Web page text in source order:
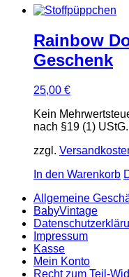
Rainbow
Geschenk
25,00 €
Kein
nach §19 (1) UStG.
zzgl.
In den Warenkorb
Allgemeine
BabyVintage
Impressum
Kasse
Mein Konto
Recht zum Teil-